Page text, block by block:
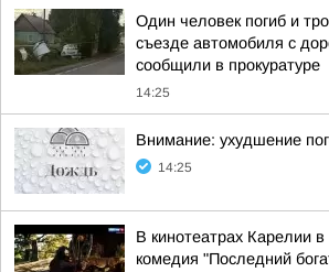
Один человек погиб и
съезде автомобиля с
сообщили в прокуратуре
14:25
Внимание: ухудшение
14:25
В кинотеатрах Карелии
комедия "Последний